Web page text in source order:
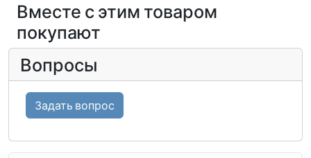
Вместе с этим товаром
покупают
Вопросы
Задать вопрос